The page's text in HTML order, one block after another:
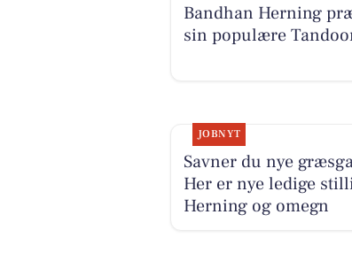
Bandhan Herning
sin populære
JOBNYT
Savner du nye
Her er nye ledige
Herning og omegn